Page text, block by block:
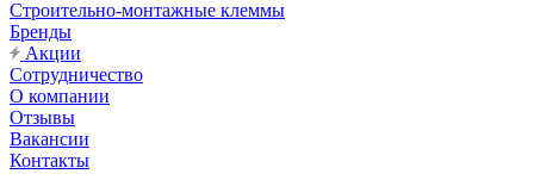
Строительно-монтажные клеммы
Бренды
Акции
Сотрудничество
О компании
Отзывы
Вакансии
Контакты